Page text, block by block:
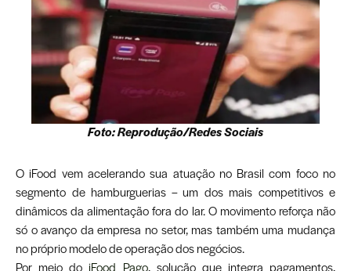
Foto: Reprodução/Redes Sociais
O iFood vem acelerando sua atuação no Brasil com foco no
segmento de hamburguerias – um dos mais competitivos e
dinâmicos da alimentação fora do lar. O movimento reforça não
só o avanço da empresa no setor, mas também uma mudança
no próprio modelo de operação dos negócios.
Por meio do iFood Pago, solução que integra pagamentos,